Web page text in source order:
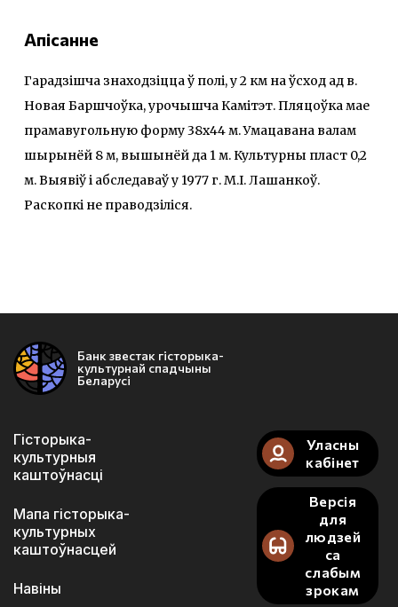
Апісанне
Гарадзішча знаходзіцца ў полі, у 2 км на ўсход ад в.
Новая Баршчоўка, урочышча Камітэт. Пляцоўка мае
прамавугольную форму 38х44 м. Умацавана валам
шырынёй 8 м, вышынёй да 1 м. Культурны пласт 0,2
м. Выявіў і абследаваў у 1977 г. М.І. Лашанкоў.
Раскопкі не праводзіліся.
Банк звестак гісторыка-
культурнай спадчыны
Беларусі
Гісторыка-
культурныя
каштоўнасці
Мапа гісторыка-
культурных
каштоўнасцей
Навіны
Уласны
кабінет
Версія
для
людзей
са
слабым
зрокам